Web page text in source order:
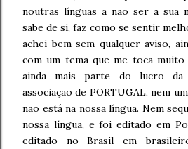
noutras línguas a não ser a sua
sabe de si, faz como se sentir
achei bem sem qualquer aviso,
com um tema que me toca
ainda mais parte do lucro
associação de PORTUGAL, nem
não está na nossa língua. Nem
nossa língua, e foi editado em
editado no Brasil em